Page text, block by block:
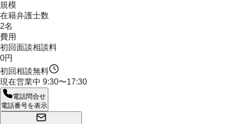
規模
在籍弁護士数
2名
費用
初回面談相談料
0円
初回相談無料
現在営業中 9:30〜17:30
電話問合せ
電話番号を表示